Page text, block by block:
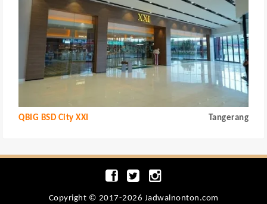
QBIG BSD City XXI Tangerang
Copyright © 2017-2026 Jadwalnonton.com